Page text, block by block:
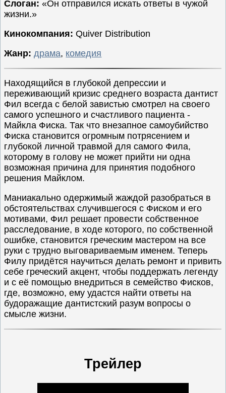
Слоган: «Он отправился искать ответы в чужой
жизни.»
Кинокомпания: Quiver Distribution
Жанр: драма, комедия
Находящийся в глубокой депрессии и
переживающий кризис среднего возраста дантист
Фил всегда с белой завистью смотрел на своего
самого успешного и счастливого пациента -
Майкла Фиска. Так что внезапное самоубийство
Фиска становится огромным потрясением и
глубокой личной травмой для самого Фила,
которому в голову не может прийти ни одна
возможная причина для принятия подобного
решения Майклом.
Маниакально одержимый жаждой разобраться в
обстоятельствах случившегося с Фиском и его
мотивами, Фил решает провести собственное
расследование, в ходе которого, по собственной
ошибке, становится греческим мастером на все
руки с трудно выговариваемым именем. Теперь
Филу придётся научиться делать ремонт и привить
себе греческий акцент, чтобы поддержать легенду
и с её помощью внедриться в семейство Фисков,
где, возможно, ему удастся найти ответы на
будоражащие дантистский разум вопросы о
смысле жизни.
Трейлер